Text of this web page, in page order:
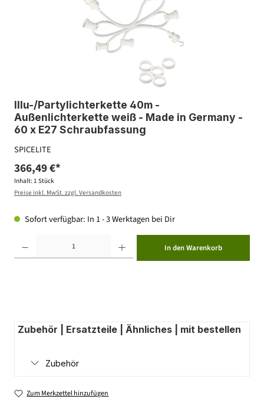
Illu-/Partylichterkette 40m -
Außenlichterkette weiß - Made in Germany -
60 x E27 Schraubfassung
SPICELITE
366,49 €*
Inhalt: 1 Stück
Preise inkl. MwSt. zzgl. Versandkosten
Sofort verfügbar: In 1 - 3 Werktagen bei Dir
In den Warenkorb
Zubehör | Ersatzteile | Ähnliches | mit bestellen
Zubehör
Zum Merkzettel hinzufügen